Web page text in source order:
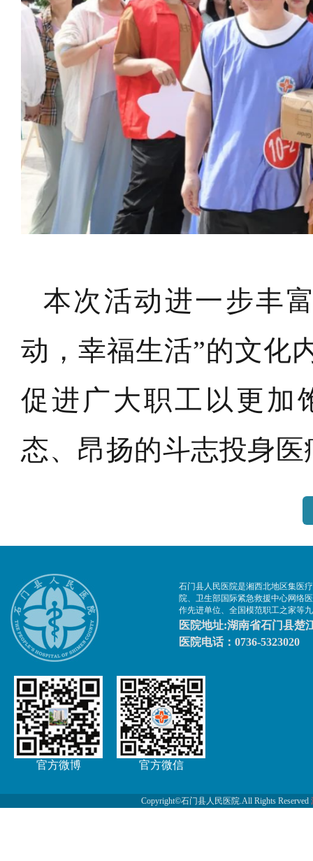
本次活动进一步丰
动，幸福生活”的文化
促进广大职工以更加
态、昂扬的斗志投身
石门县人民医院是湘西北地区集医
院、卫生部国际紧急救援中心网络
作先进单位、全国模范职工之家等
医院地址:湖南省石门县楚
医院电话：0736-5323020
官方微博 官方微信
Copyright©石门县人民医院.All Rights Reserved